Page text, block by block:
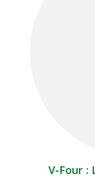
V-Four :